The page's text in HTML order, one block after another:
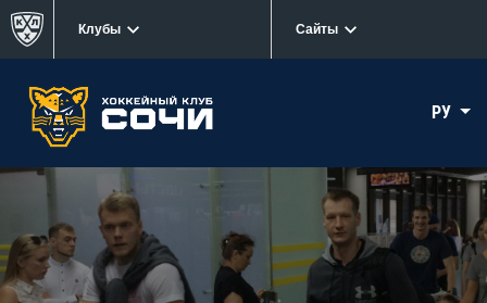
Клубы Сайты
РУ